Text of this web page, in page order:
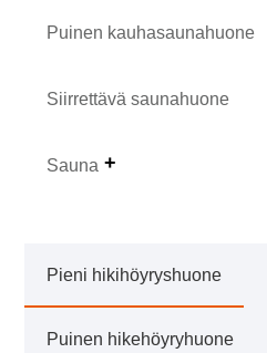
Puinen kauhasaunahuone
Siirrettävä saunahuone
Sauna
Pieni hikihöyryshuone
Puinen hikehöyryhuone